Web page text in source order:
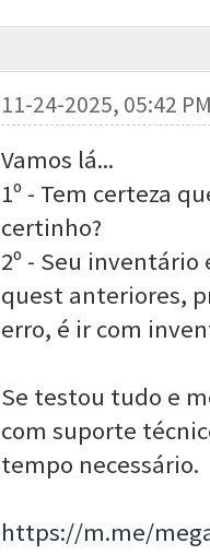
11-24-2025, 05:42
Vamos lá...
1º - Tem certeza
certinho?
2º - Seu
quest anteriores,
erro, é ir com
Se testou tudo e
com suporte
tempo necessário.
https://m.me/